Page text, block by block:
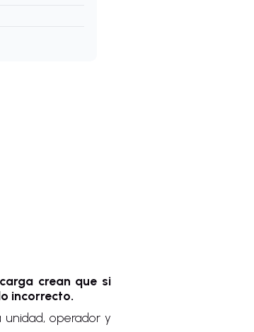
crean que si
incorrecto.
unidad, operador y